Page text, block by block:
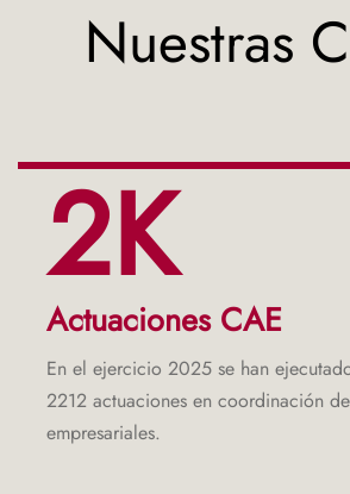
Nuestras
2K
Actuaciones CAE
En el ejercicio 2025 se han
2212 actuaciones en coordinación
empresariales.